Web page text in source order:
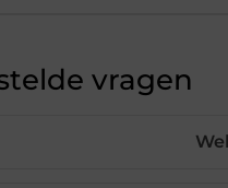
vragen